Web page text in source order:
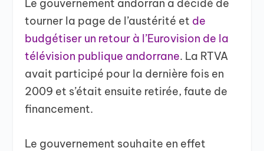
Le gouvernement andorran a décidé de
tourner la page de l’austérité et de
budgétiser un retour à l’Eurovision de la
télévision publique andorrane. La RTVA
avait participé pour la dernière fois en
2009 et s’était ensuite retirée, faute de
financement.
Le gouvernement souhaite en effet